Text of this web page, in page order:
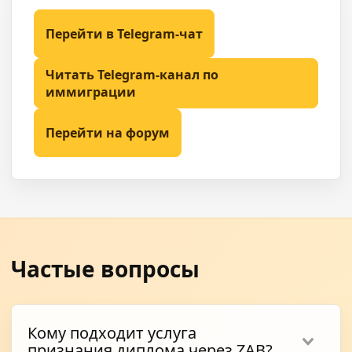
Перейти в Telegram-чат
Читать Telegram-канал по
иммиграции
Перейти на форум
Частые вопросы
Кому подходит услуга